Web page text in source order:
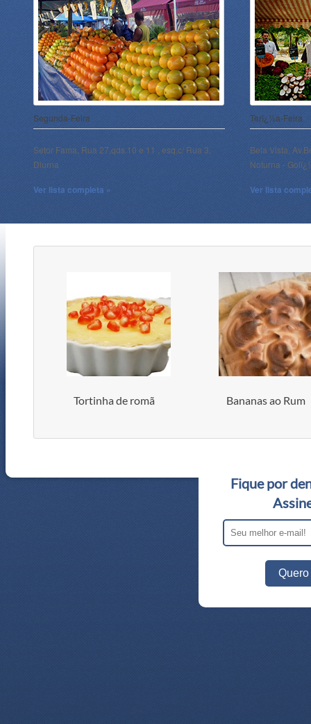
Segunda-Feira
Setor Fama, Rua 27,qds.10 e 11 , esq.c/ Rua 3,
Diurna
Ver lista completa »
Terï¿½a-Feira
Bela Vista,
Noturna -
Ver lista
Tortinha de romã Bananas ao Rum
Fique por